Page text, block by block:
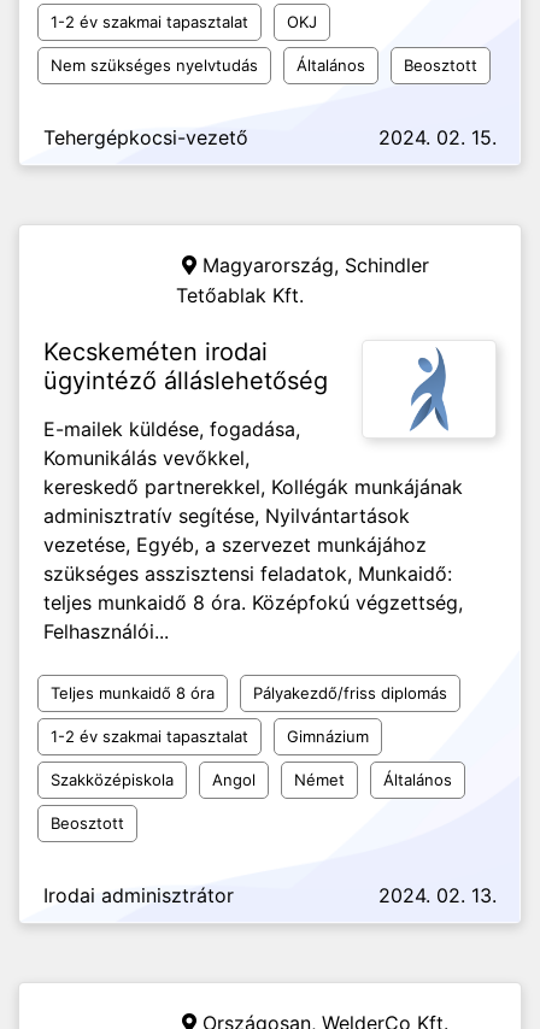
1-2 év szakmai tapasztalat OKJ
Nem szükséges nyelvtudás Általános Beosztott
Tehergépkocsi-vezető 2024. 02. 15.
Magyarország, Schindler
Tetőablak Kft.
Kecskeméten irodai
ügyintéző álláslehetőség
E-mailek küldése, fogadása,
Komunikálás vevőkkel,
kereskedő partnerekkel, Kollégák munkájának
adminisztratív segítése, Nyilvántartások
vezetése, Egyéb, a szervezet munkájához
szükséges asszisztensi feladatok, Munkaidő:
teljes munkaidő 8 óra. Középfokú végzettség,
Felhasználói...
Teljes munkaidő 8 óra Pályakezdő/friss diplomás
1-2 év szakmai tapasztalat Gimnázium
Szakközépiskola Angol Német Általános
Beosztott
Irodai adminisztrátor 2024. 02. 13.
Országosan, WelderCo Kft.